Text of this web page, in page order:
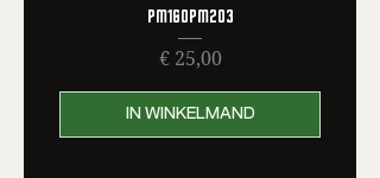
PM160PM203
Prijs
€ 25,00
IN WINKELMAND